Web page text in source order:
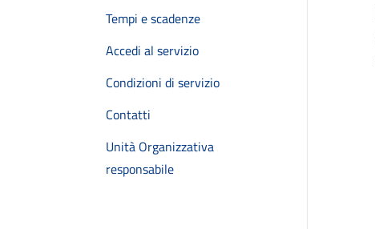
Tempi e scadenze
Accedi al servizio
Condizioni di servizio
Contatti
Unità Organizzativa
responsabile